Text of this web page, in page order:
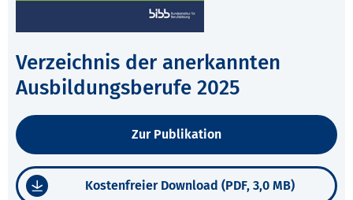
Verzeichnis der anerkannten
Ausbildungsberufe 2025
Zur Publikation
Kostenfreier Download (PDF, 3,0 MB)